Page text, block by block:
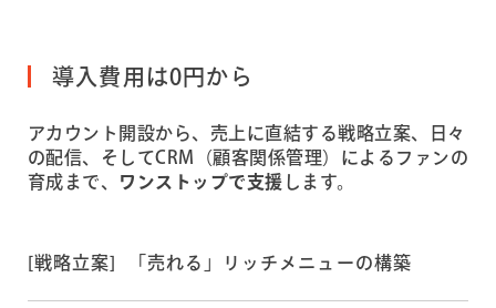
導入費用は0円から
アカウント開設から、売上に直結する戦略立案、日々
の配信、そしてCRM（顧客関係管理）によるファンの
育成まで、 ワンストップで支援 します。
[戦略立案] 「売れる」リッチメニューの構築